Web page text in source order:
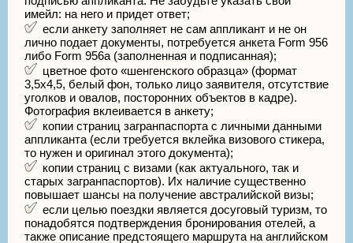
имейл: на него и придет ответ;
если анкету заполняет не сам аппликант и не он
лично подает документы, потребуется анкета Form 956
либо Form 956а (заполненная и подписанная);
цветное фото «шенгенского образца» (формат
3,5х4,5, белый фон, только лицо заявителя, отсутствие
уголков и овалов, посторонних объектов в кадре).
Фотография вклеивается в анкету;
копии страниц загранпаспорта с личными данными
аппликанта (если требуется вклейка визового стикера,
то нужен и оригинал этого документа);
копии страниц с визами (как актуального, так и
старых загранпаспортов). Их наличие существенно
повышает шансы на получение австралийской визы;
если целью поездки является досуговый туризм, то
понадобятся подтверждения бронирования отелей, а
также описание предстоящего маршрута на английском